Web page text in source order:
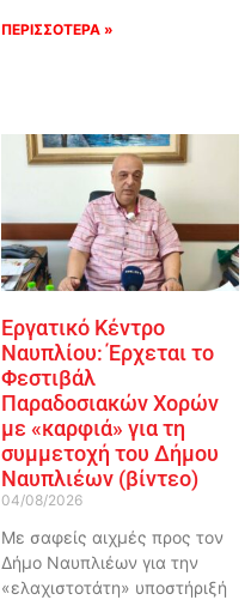
ΠΕΡΙΣΣΟΤΕΡΑ »
Εργατικό Κέντρο
Ναυπλίου: Έρχεται το
Φεστιβάλ
Παραδοσιακών Χορών
με «καρφιά» για τη
συμμετοχή του Δήμου
Ναυπλιέων (βίντεο)
04/08/2026
Με σαφείς αιχμές προς τον
Δήμο Ναυπλιέων για την
«ελαχιστοτάτη» υποστήριξή